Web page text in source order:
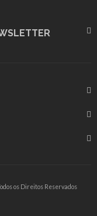
os Direitos Reservados